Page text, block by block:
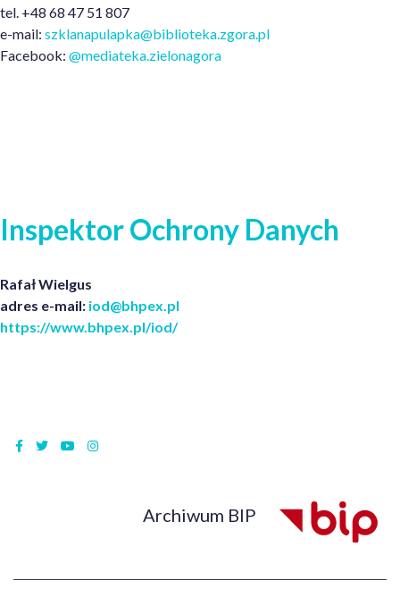
tel. +48 68 47 51 807
e-mail: szklanapulapka@biblioteka.zgora.pl
Facebook: @mediateka.zielonagora
Inspektor Ochrony Danych
Rafał Wielgus
adres e-mail: iod@bhpex.pl
https://www.bhpex.pl/iod/
Archiwum BIP